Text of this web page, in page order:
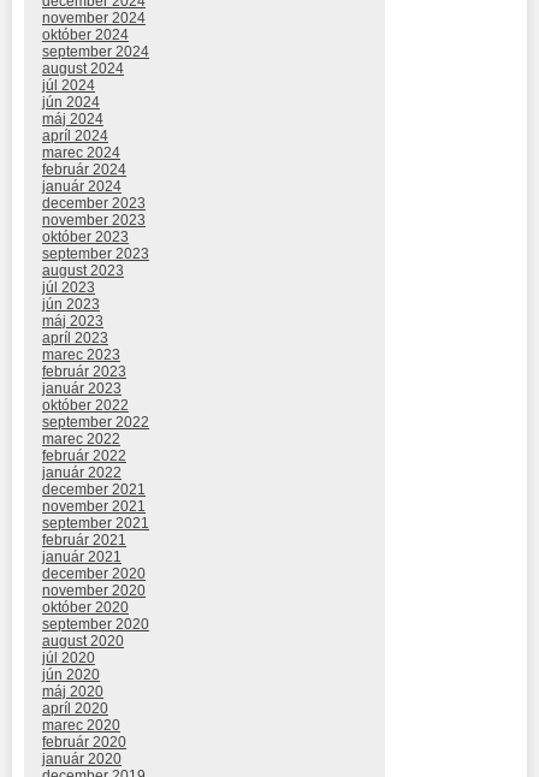
november 2024
október 2024
september 2024
august 2024
júl 2024
jún 2024
máj 2024
apríl 2024
marec 2024
február 2024
január 2024
december 2023
november 2023
október 2023
september 2023
august 2023
júl 2023
jún 2023
máj 2023
apríl 2023
marec 2023
február 2023
január 2023
október 2022
september 2022
marec 2022
február 2022
január 2022
december 2021
november 2021
september 2021
február 2021
január 2021
december 2020
november 2020
október 2020
september 2020
august 2020
júl 2020
jún 2020
máj 2020
apríl 2020
marec 2020
február 2020
január 2020